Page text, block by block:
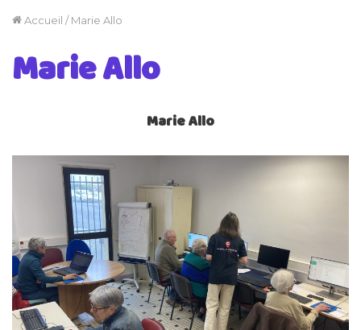
Accueil / Marie Allo
Marie Allo
Marie Allo